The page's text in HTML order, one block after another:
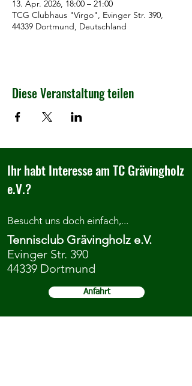
13. Apr. 2026, 18:00 – 21:00
TCG Clubhaus "Virgo", Evinger Str. 390,
44339 Dortmund, Deutschland
Diese Veranstaltung teilen
Ihr habt Interesse am TC Grävingholz
e.V.?
Besucht uns doch einfach,...
Tennisclub Grävingholz e.V.
Evinger Str. 390
44339 Dortmund
Anfahrt